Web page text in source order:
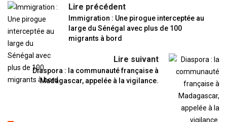
Lire précédent
Immigration : Une pirogue interceptée au
large du Sénégal avec plus de 100
migrants à bord
Lire suivant
Diaspora : la communauté française à
Madagascar, appelée à la vigilance.